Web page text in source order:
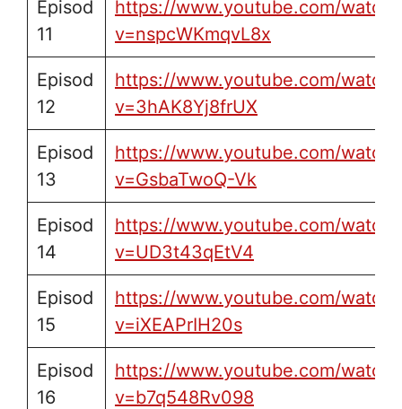
Episod
11
https://www.youtube.com/watch?
v=nspcWKmqvL8x
Episod
12
https://www.youtube.com/watch?
v=3hAK8Yj8frUX
Episod
13
https://www.youtube.com/watch?
v=GsbaTwoQ-Vk
Episod
14
https://www.youtube.com/watch?
v=UD3t43qEtV4
Episod
15
https://www.youtube.com/watch?
v=iXEAPrIH20s
Episod
16
https://www.youtube.com/watch?
v=b7q548Rv098